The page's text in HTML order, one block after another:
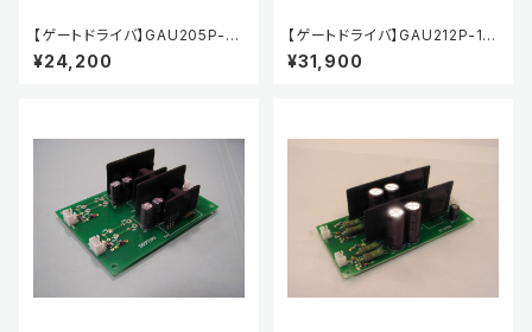
【ゲートドライバ】GAU205P-15
252A
¥24,200
【ゲートドライバ】GAU212P-15
255
¥31,900